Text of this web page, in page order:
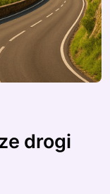
drogi